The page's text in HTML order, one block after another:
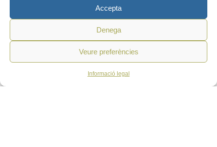
Accepta
Denega
Veure preferències
Informació legal
Us recomanem aquest article de Maribel Pou Monclús, del
Moviment cristià de pobles i comarques...